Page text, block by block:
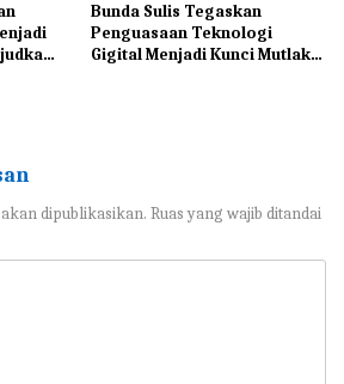
Bunda Sulis Tegaskan
Penguasaan Teknologi
Gigital Menjadi Kunci Mutlak
dipublikasikan. Ruas yang wajib ditandai